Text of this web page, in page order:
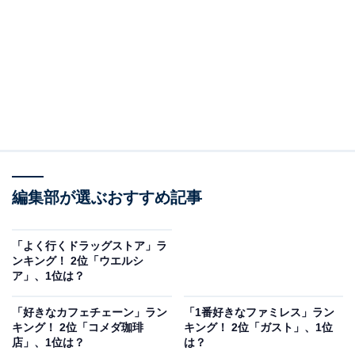
編集部が選ぶおすすめ記事
「よく行くドラッグストア」ラ
ンキング！ 2位「ウエルシ
ア」、1位は？
「好きなカフェチェーン」ラン
キング！ 2位「コメダ珈琲
店」、1位は？
「1番好きなファミレス」ラン
キング！ 2位「ガスト」、1位
は？